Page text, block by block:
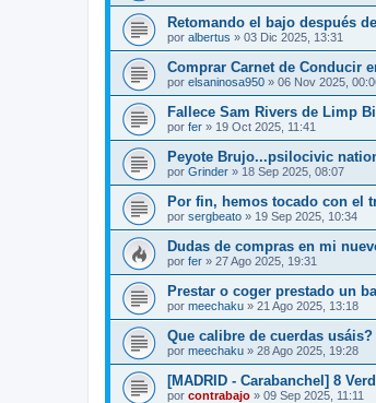
Retomando el bajo después
por albertus » 03 Dic 2025, 13:31
Comprar Carnet de Conducir
por elsaninosa950 » 06 Nov 2025,
Fallece Sam Rivers de Limp
por fer » 19 Oct 2025, 11:41
Peyote Brujo...psilocivic
por Grinder » 18 Sep 2025, 08:07
Por fin, hemos tocado con el
por sergbeato » 19 Sep 2025, 10:34
Dudas de compras en mi
por fer » 27 Ago 2025, 19:31
Prestar o coger prestado un
por meechaku » 21 Ago 2025, 13:18
Que calibre de cuerdas usáis?
por meechaku » 28 Ago 2025, 19:28
[MADRID - Carabanchel] 8
por contrabajo » 09 Sep 2025, 11:11